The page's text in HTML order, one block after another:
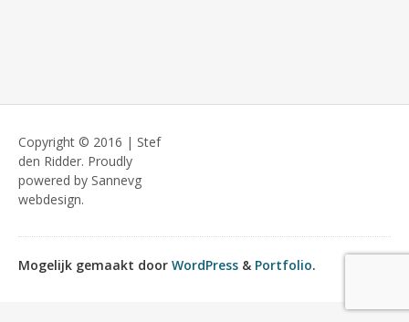
Copyright © 2016 | Stef
den Ridder. Proudly
powered by Sannevg
webdesign.
Mogelijk gemaakt door WordPress & Portfolio.